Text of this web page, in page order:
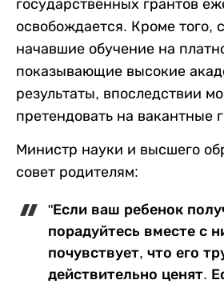
государственных грантов
освобождается. Кроме того,
начавшие обучение на
показывающие высокие
результаты, впоследствии
претендовать на вакантные
Министр науки и высшего
совет родителям:
"Если ваш ребенок
порадуйтесь вместе с
почувствует, что его
действительно ценят.